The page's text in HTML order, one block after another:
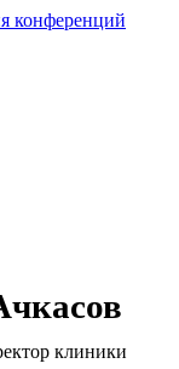
конференций
клиники